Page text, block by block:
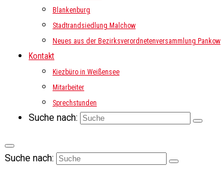
Blankenburg
Stadtrandsiedlung Malchow
Neues aus der Bezirksverordnetenversammlung Pankow
Kontakt
Kiezbüro in Weißensee
Mitarbeiter
Sprechstunden
Suche nach:
Suche nach: